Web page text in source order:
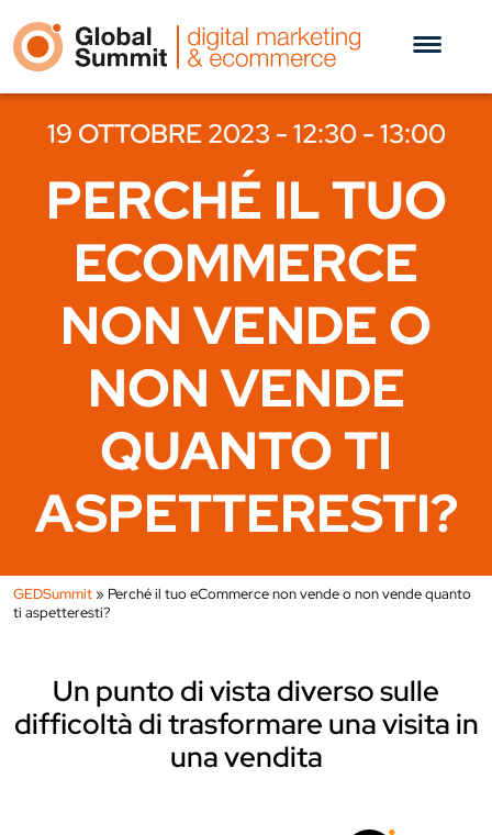
19 OTTOBRE 2023 - 12:30 - 13:00
PERCHÉ IL TUO
ECOMMERCE
NON VENDE O
NON VENDE
QUANTO TI
ASPETTERESTI?
GEDSummit» Perché il tuo eCommerce non vende o non vende quanto
ti aspetteresti?
Un punto di vista diverso sulle
difficoltà di trasformare una visita in
una vendita